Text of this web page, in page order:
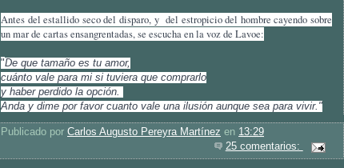
Antes del estallido seco del disparo, y del estropicio del hombre cayendo sobre
un mar de cartas ensangrentadas, se escucha en la voz de Lavoe:
"De que tamaño es tu amor,
cuánto vale para mi si tuviera que comprarlo
y haber perdido la opción.
Anda y dime por favor cuanto vale una ilusión aunque sea para vivir."
Publicado por Carlos Augusto Pereyra Martínez en 13:29
25 comentarios: